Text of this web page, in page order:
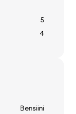
5
4
Bensiini